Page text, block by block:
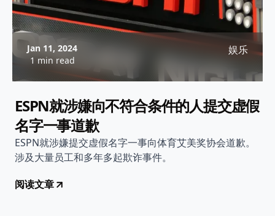
Jan 11, 2024
1 min read
娱乐
ESPN就涉嫌向不符合条件的人提交虚假
名字一事道歉
ESPN就涉嫌提交虚假名字一事向体育艾美奖协会道歉。
涉及大量员工和多年多起欺诈事件。
阅读文章